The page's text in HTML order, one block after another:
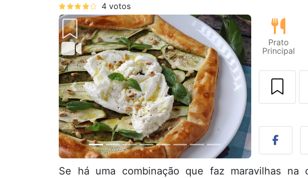
Anterior Next
Prato
Principal
Se há uma combinação que faz maravilhas na